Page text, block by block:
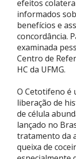
efeitos
informados
benefícios e
concordância.
examinada
Centro de
HC da UFMG.
O Cetotifeno é
liberação de
de célula
lançado no
tratamento da
queixa de